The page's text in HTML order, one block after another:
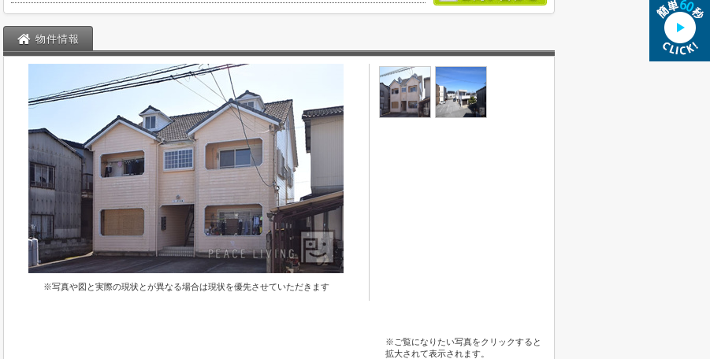
物件情報
※写真や図と実際の現状とが異なる場合は現状を優先させていただきます
※ご覧になりたい写真をクリックすると
拡大されて表示されます。